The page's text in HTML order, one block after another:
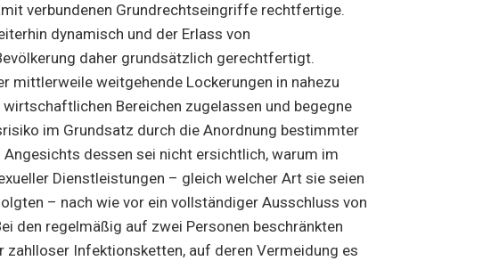
verbundenen Grundrechtseingriffe rechtfertige.
dynamisch und der Erlass von
daher grundsätzlich gerechtfertigt.
mittlerweile weitgehende Lockerungen in nahezu
Bereichen zugelassen und begegne
im Grundsatz durch die Anordnung bestimmter
dessen sei nicht ersichtlich, warum im
Dienstleistungen – gleich welcher Art sie seien
– nach wie vor ein vollständiger Ausschluss von
den regelmäßig auf zwei Personen beschränkten
Infektionsketten, auf deren Vermeidung es